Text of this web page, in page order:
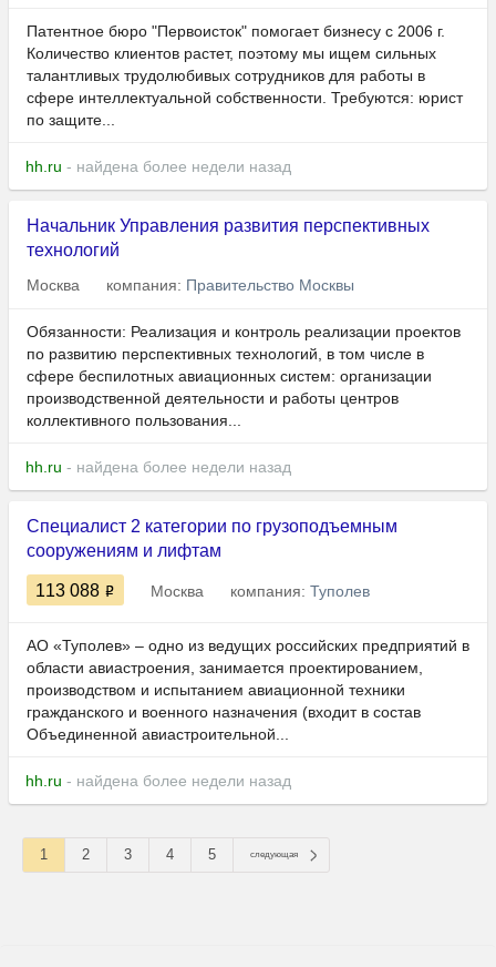
Патентное бюро "Первоисток" помогает бизнесу с 2006 г.
Количество клиентов растет, поэтому мы ищем сильных
талантливых трудолюбивых сотрудников для работы в
сфере интеллектуальной собственности. Требуются: юрист
по защите...
hh.ru - найдена более недели назад
Начальник Управления развития перспективных
технологий
Москва компания: Правительство Москвы
Обязанности: Реализация и контроль реализации проектов
по развитию перспективных технологий, в том числе в
сфере беспилотных авиационных систем: организации
производственной деятельности и работы центров
коллективного пользования...
hh.ru - найдена более недели назад
Специалист 2 категории по грузоподъемным
сооружениям и лифтам
113 088 Москва компания: Туполев
АО «Туполев» – одно из ведущих российских предприятий в
области авиастроения, занимается проектированием,
производством и испытанием авиационной техники
гражданского и военного назначения (входит в состав
Объединенной авиастроительной...
hh.ru - найдена более недели назад
1 2 3 4 5 следующая